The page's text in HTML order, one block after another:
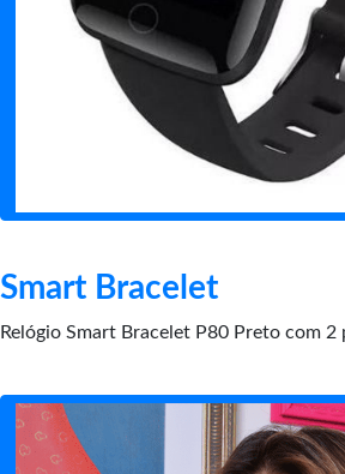
Smart Bracelet
Relógio Smart Bracelet P80 Preto com 2